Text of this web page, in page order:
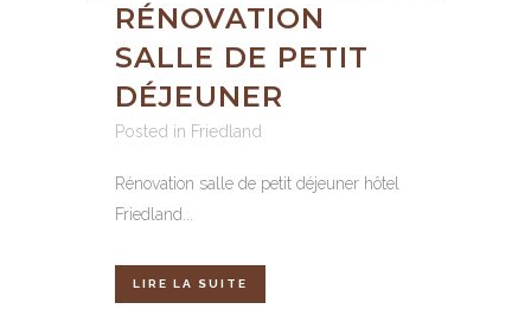
RÉNOVATION
SALLE DE PETIT
DÉJEUNER
Posted in Friedland
Rénovation salle de petit déjeuner hôtel
Friedland...
LIRE LA SUITE